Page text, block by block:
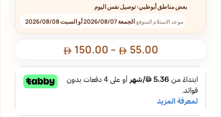
بعض مناطق أبوظبي: توصيل نفس اليوم
موعد الاستلام المتوقع:الجمعة 2026/08/07 أو السبت 2026/08/08
55.00
–
150.00